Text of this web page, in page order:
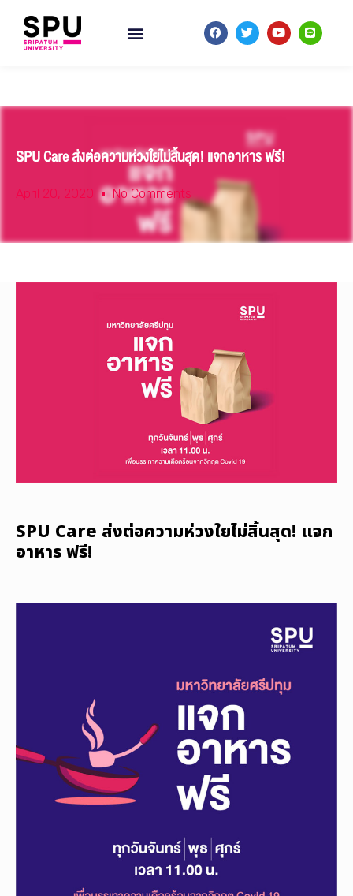
SPU Care ส่งต่อความห่วงใยไม่สิ้นสุด! แจกอาหาร ฟรี!
April 20, 2020 No Comments
SPU Care ส่งต่อความห่วงใยไม่สิ้นสุด! แจก
อาหาร ฟรี!